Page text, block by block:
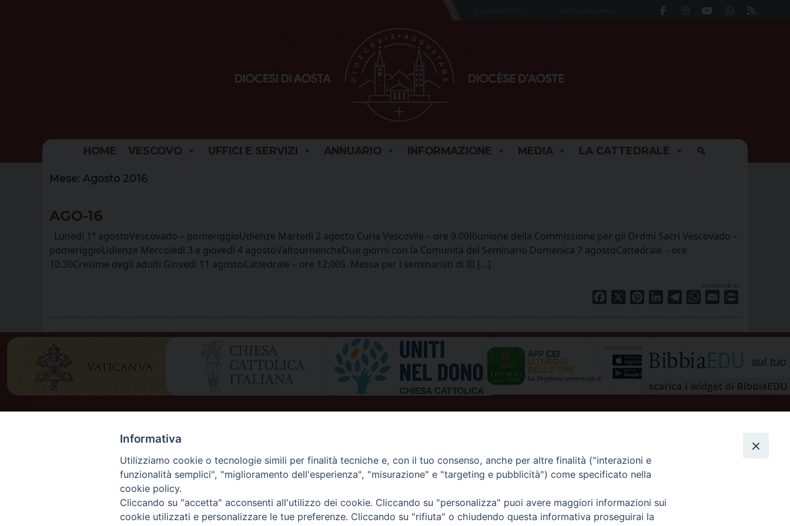
HOME VESCOVO UFFICI E SERVIZI ANNUARIO INFORMAZIONE MEDIA LA CATTEDRALE
Mese: Agosto 2016
AGO-16
Lunedì 1° agostoVescovado – pomeriggioUdienze Martedì 2 agosto Curia Vescovile – ore 9.00Riunione della Commissione per gli Ordini Sacri Vescovado –
pomeriggioUdienze Mercoledì 3 e giovedì 4 agostoValtournencheDue giorni con la Comunità del Seminario Domenica 7 agostoCattedrale – ore
10.30Cresime degli adulti Giovedì 11 agostoCattedrale – ore 12.00S. Messa per i seminaristi di III […]
condividi su
Facebook PinterestLinkedInTelegramWhatsApp
Email
DIOCESI DI AOSTA
DIOCÈSE D'AOSTE
Rue Mgr de Sales 3/A 11100 Aosta
tel. 0165.238515 | fax: 0165.238517
C.F. 91011930079
privacy policy
Informativa
Utilizziamo cookie o tecnologie simili per finalità tecniche e, con il tuo consenso, anche per altre finalità ("interazioni e
funzionalità semplici", "miglioramento dell'esperienza", "misurazione" e "targeting e pubblicità") come specificato nella
cookie policy.
Cliccando su "accetta" acconsenti all'utilizzo dei cookie. Cliccando su "personalizza" puoi avere maggiori informazioni sui
cookie utilizzati e personalizzare le tue preferenze. Cliccando su "rifiuta" o chiudendo questa informativa proseguirai la